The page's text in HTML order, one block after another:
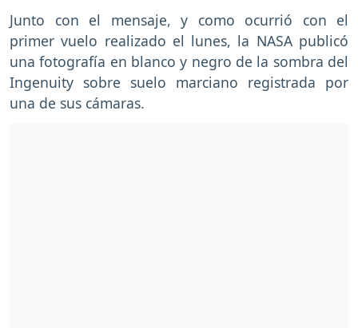
Junto con el mensaje, y como ocurrió con el
primer vuelo realizado el lunes, la NASA publicó
una fotografía en blanco y negro de la sombra del
Ingenuity sobre suelo marciano registrada por
una de sus cámaras.